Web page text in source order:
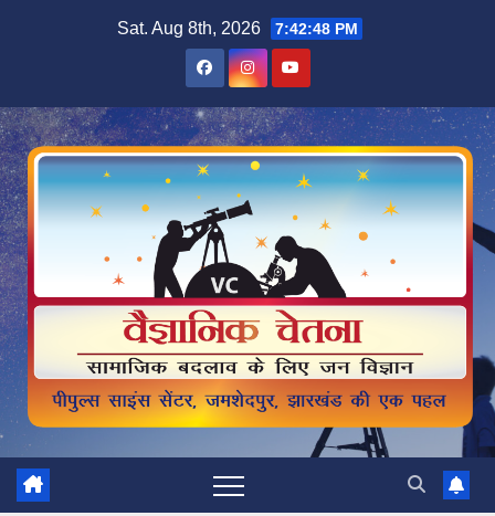
Sat. Aug 8th, 2026 7:42:49 PM